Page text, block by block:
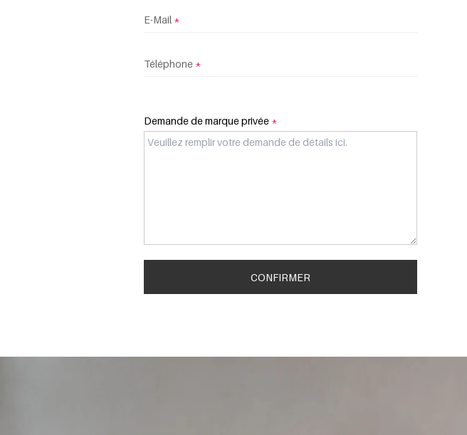
E-Mail *
Téléphone *
Demande de marque privée *
CONFIRMER